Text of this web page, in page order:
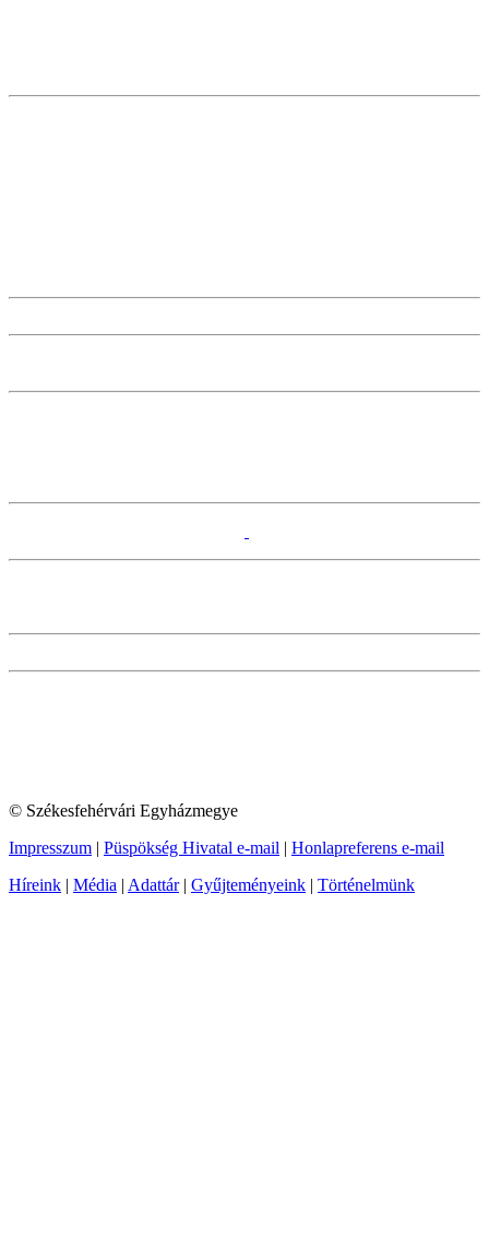
© Székesfehérvári Egyházmegye
Impresszum | Püspökség Hivatal e-mail | Honlapreferens e-mail
Híreink | Média | Adattár| Gyűjteményeink | Történelmünk